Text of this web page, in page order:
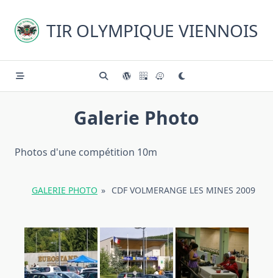
content
TIR OLYMPIQUE VIENNOIS
Galerie Photo
Photos d'une compétition 10m
GALERIE PHOTO » CDF VOLMERANGE LES MINES 2009